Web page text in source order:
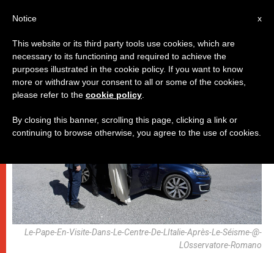
باباوات
Le-Pape-En-Visite-Dans-Le-Centre-De-LItalie-Après-Le-Séisme-@-
LOsservatore-Romano
x
Notice
This website or its third party tools use cookies, which are
necessary to its functioning and required to achieve the
purposes illustrated in the cookie policy. If you want to know
more or withdraw your consent to all or some of the cookies,
please refer to the cookie policy
By closing this banner, scrolling this page, clicking a link or
continuing to browse otherwise, you agree to the use of cookies.